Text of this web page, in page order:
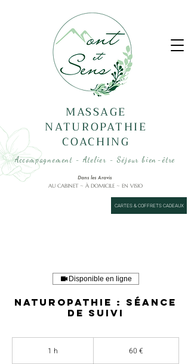
MASSAGE
NATUROPATHIE
COACHING
Accompagnement - Atelier - Séjour bien-être
Dans les Aravis
AU CABINET ~ À DOMICILE ~ EN VISIO
CARTES & COFFRETS CADEAUX
Disponible en ligne
Naturopathie : séance
de suivi
1 h 60 €